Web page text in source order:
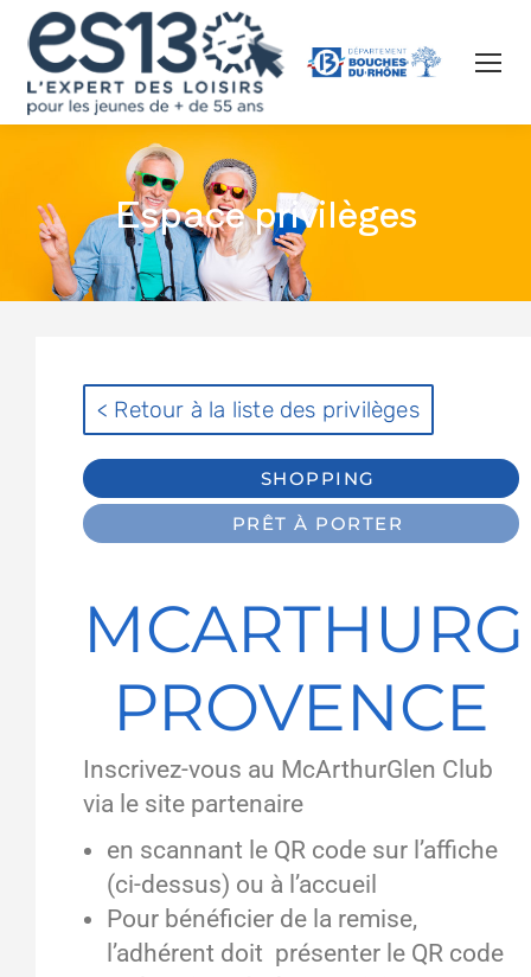
Espace privilèges
< Retour à la liste des privilèges
SHOPPING
PRÊT À PORTER
PROVENCE
Inscrivez-vous au McArthurGlen Club
via le site partenaire
en scannant le QR code sur l’affiche
(ci-dessus) ou à l’accueil
Pour bénéficier de la remise,
l’adhérent doit présenter le QR code